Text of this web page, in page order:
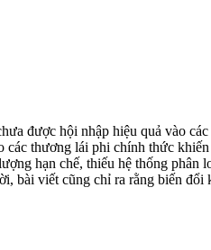
được hội nhập hiệu quả vào
các thương lái phi chính thức
hạn chế, thiếu hệ thống phân
bài viết cũng chỉ ra rằng biến đổi